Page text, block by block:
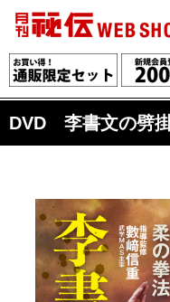
DVD 李書文の劈